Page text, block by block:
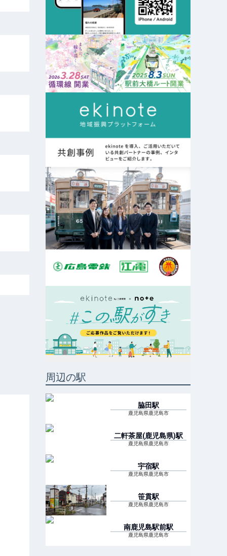
周辺の駅
脇田駅
鹿児島県鹿児島市
二軒茶屋(鹿児島県)駅
鹿児島県鹿児島市
宇宿駅
鹿児島県鹿児島市
笹貫駅
鹿児島県鹿児島市
南鹿児島駅前駅
鹿児島県鹿児島市